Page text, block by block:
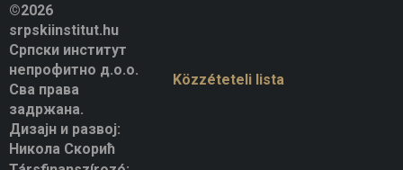
©2026
srpskiinstitut.hu
Српски институт
непрофитно д.о.о.
Сва права
задржана.
Дизајн и развој:
Никола Скорић
Közzéteteli lista